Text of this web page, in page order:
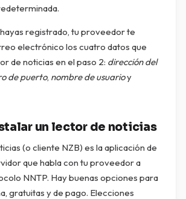
registrado, tu proveedor te
electrónico los cuatro datos que
de noticias en el paso 2: dirección del
de puerto, nombre de usuarioy
un lector de noticias
(o cliente NZB) es la aplicación de
que habla con tu proveedor a
NNTP. Hay buenas opciones para
gratuitas y de pago. Elecciones